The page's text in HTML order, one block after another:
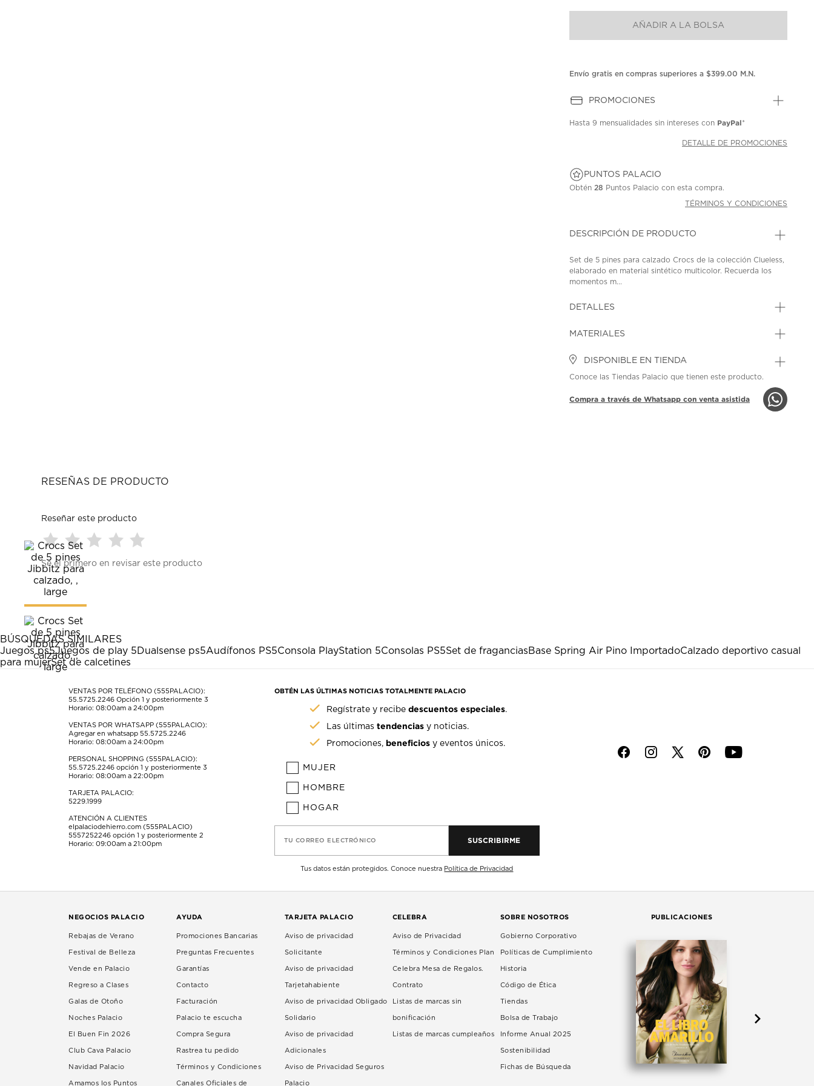
puntuación.
en
la
AÑADIR A LA BOLSA
Envío gratis en compras superiores a $399.00 M.N.
PROMOCIONES
Hasta9 mensualidades sin intereses con PayPal*
DETALLE DE PROMOCIONES
PUNTOS PALACIO
Obtén 28 Puntos Palacio con esta compra.
TÉRMINOS Y CONDICIONES
DESCRIPCIÓN DE PRODUCTO
Set de 5 pines para calzado Crocs de la colección Clueless,
elaborado en material sintético multicolor. Recuerda los
momentos m...
DETALLES
MATERIALES
DISPONIBLE EN TIENDA
Conoce las Tiendas Palacio que tienen este producto.
Compra a través de Whatsapp con venta asistida
RESEÑAS DE PRODUCTO
Reseñar este producto
Seleccionar
para
calificar
el
artículo
1
estrella
Esta
acción
abrirá
formulario
Seleccionar
para
calificar
el
2
estrellas.
Esta
acción
abrirá
formulario
de
para
estrellas.
Esta
acción
abrirá
formulario
de
para
estrellas.
Esta
acción
abrirá
formulario
de
para
Esta
acción
abrirá
formulario
de
envío.
Sé el primero en revisar este producto
BÚSQUEDAS SIMILARES
Juegos ps5Juegos de play 5Dualsense ps5Audífonos PS5Consola PlayStation 5Consolas PS5Set de fraganciasBase Spring Air Pino ImportadoCalzado deportivo casual
para mujerSet de calcetines
VENTAS POR TELÉFONO (555PALACIO):
55.5725.2246 Opción 1 y posteriormente 3
Horario: 08:00am a 24:00pm
VENTAS POR WHATSAPP (555PALACIO):
Agregar en whatsapp 55.5725.2246
Horario: 08:00am a 24:00pm
PERSONAL SHOPPING (555PALACIO):
55.5725.2246 opción 1 y posteriormente 3
Horario: 08:00am a 22:00pm
TARJETA PALACIO:
5229.1999
ATENCIÓN A CLIENTES
elpalaciodehierro.com (555PALACIO)
5557252246 opción 1 y posteriormente 2
Horario: 09:00am a 21:00pm
OBTÉN LAS ÚLTIMAS NOTICIAS TOTALMENTE PALACIO
Regístrate y recibedescuentos especiales.
Las últimastendencias y noticias.
Promociones, beneficios y eventos únicos.
MUJER
HOMBRE
HOGAR
TU CORREO ELECTRÓNICO SUSCRIBIRME
Tus datos están protegidos. Conoce nuestra Política de Privacidad
f i p y
NEGOCIOS PALACIO
Rebajas de Verano
Festival de Belleza
Vende en Palacio
Regreso a Clases
Galas de Otoño
Noches Palacio
El Buen Fin 2026
Club Cava Palacio
Navidad Palacio
Amamos los Puntos
AYUDA
Promociones Bancarias
Preguntas Frecuentes
Garantías
Contacto
Facturación
Palacio te escucha
Compra Segura
Rastrea tu pedido
Términos y Condiciones
Canales Oficiales de
TARJETA PALACIO
Aviso de privacidad
Solicitante
Aviso de privacidad
Tarjetahabiente
Aviso de privacidad Obligado
Solidario
Aviso de privacidad
Adicionales
Aviso de Privacidad Seguros
Palacio
CELEBRA
Aviso de Privacidad
Términos y Condiciones Plan
Celebra Mesa de Regalos.
Contrato
Listas de marcas sin
bonificación
Listas de marcas cumpleaños
SOBRE NOSOTROS
Gobierno Corporativo
Políticas de Cumplimiento
Historia
Código de Ética
Tiendas
Bolsa de Trabajo
Informe Anual 2025
Sostenibilidad
Fichas de Búsqueda
PUBLICACIONES